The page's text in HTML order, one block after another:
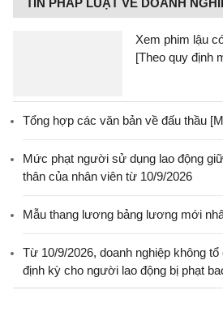
TIN PHÁP LUẬT VỀ DOANH
Xem phim lậu
[Theo quy định
Tổng hợp các văn bản về đấu thầu
Mức phạt người sử dụng lao động
thân của nhân viên từ 10/9/2026
Mẫu thang lương bảng lương mới
Từ 10/9/2026, doanh nghiệp không
định kỳ cho người lao động bị phạt